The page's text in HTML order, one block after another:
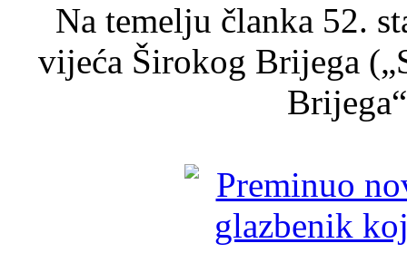
Na temelju članka 52.
vijeća Širokog Brijega